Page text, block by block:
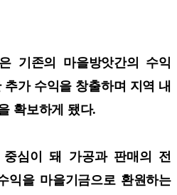
기존의 마을방앗간의 수익
가 수익을 창출하며 지역 내
확보하게 됐다.
중심이 돼 가공과 판매의 전
익을 마을기금으로 환원하는